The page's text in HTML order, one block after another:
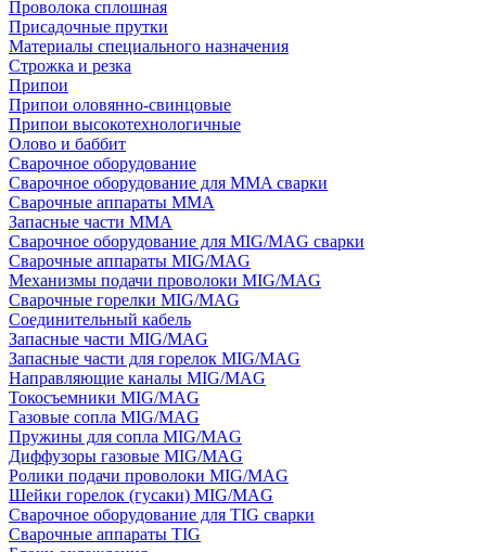
Проволока сплошная
Присадочные прутки
Материалы специального назначения
Строжка и резка
Припои
Припои оловянно-свинцовые
Припои высокотехнологичные
Олово и баббит
Сварочное оборудование
Сварочное оборудование для MMA сварки
Сварочные аппараты MMA
Запасные части MMA
Сварочное оборудование для MIG/MAG сварки
Сварочные аппараты MIG/MAG
Механизмы подачи проволоки MIG/MAG
Сварочные горелки MIG/MAG
Соединительный кабель
Запасные части MIG/MAG
Запасные части для горелок MIG/MAG
Направляющие каналы MIG/MAG
Токосъемники MIG/MAG
Газовые сопла MIG/MAG
Пружины для сопла MIG/MAG
Диффузоры газовые MIG/MAG
Ролики подачи проволоки MIG/MAG
Шейки горелок (гусаки) MIG/MAG
Сварочное оборудование для TIG сварки
Сварочные аппараты TIG